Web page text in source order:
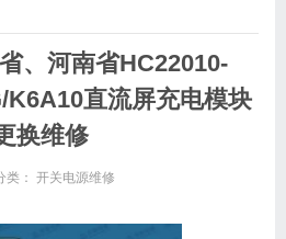
、河南省HC22010-
K6A10直流屏充电模块
换维修
类： 开关电源维修